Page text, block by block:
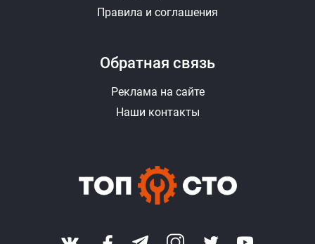
Правила и соглашения
Обратная связь
Реклама на сайте
Наши контакты